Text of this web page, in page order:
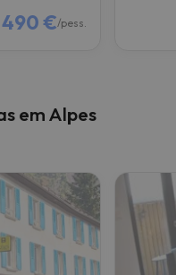
490 €/pess.
em Alpes